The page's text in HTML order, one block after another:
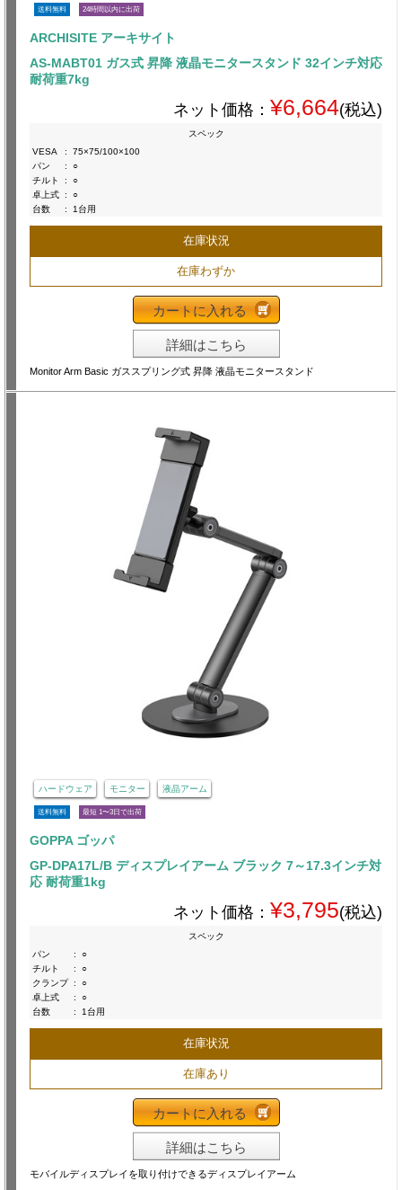
送料無料 24時間以内に出荷
ARCHISITE アーキサイト
AS-MABT01 ガス式 昇降 液晶モニタースタンド 32インチ対応
耐荷重7kg
ネット価格： ¥6,664(税込)
スペック
VESA
:
75×75/100×100
パン
:
○
チルト
:
○
卓上式 :
○
台数
: 1台用
在庫状況
在庫わずか
カートに入れる
詳細はこちら
Monitor Arm Basic ガススプリング式 昇降 液晶モニタースタンド
ハードウェア モニター 液晶アーム
送料無料 最短 1〜3日で出荷
GOPPA ゴッパ
GP-DPA17L/B ディスプレイアーム ブラック 7～17.3インチ対
応 耐荷重1kg
ネット価格： ¥3,795(税込)
スペック
パン
:
○
チルト
:
○
クランプ :
○
卓上式
:
○
台数
: 1台用
在庫状況
在庫あり
カートに入れる
詳細はこちら
モバイルディスプレイを取り付けできるディスプレイアーム